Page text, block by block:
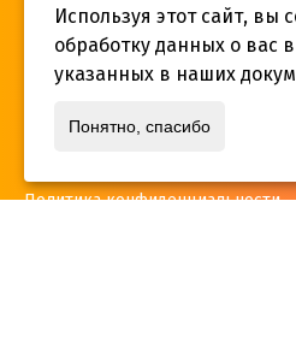
г. Краснодар, ул.Садовая
Политика конфиденциальности
Используя этот сайт, вы
обработку данных о вас
указанных в наших
Понятно, спасибо